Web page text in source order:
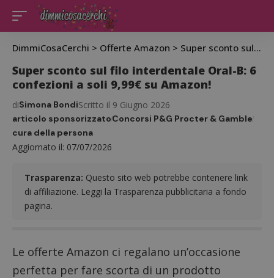
DimmiCosaCerchi > Offerte Amazon > Super sconto sul filo interdentale Oral-B: 6 confezioni a soli 9,99€ su Amazon!
Super sconto sul filo interdentale Oral-B: 6
confezioni a soli 9,99€ su Amazon!
Aggiornato il: 07/07/2026
diSimona BondiScritto il 9 Giugno 2026
articolo sponsorizzatoConcorsi P&G Procter & Gamble
cura della persona
Trasparenza: Questo sito web potrebbe contenere link
di affiliazione. Leggi la Trasparenza pubblicitaria a fondo
pagina.
Le offerte Amazon ci regalano un’occasione
perfetta per fare scorta di un prodotto